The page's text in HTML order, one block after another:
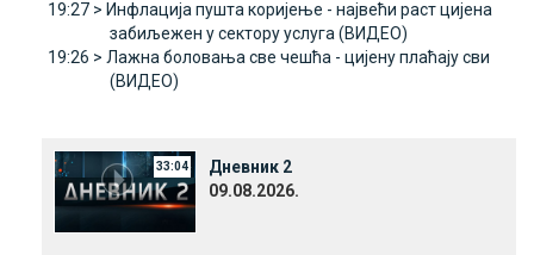
19:27 > Инфлација пушта коријење - највећи раст цијена
забиљежен у сектору услуга (ВИДЕО)
19:26 > Лажна боловања све чешћа - цијену плаћају сви
(ВИДЕО)
33:04
Дневник 2
09.08.2026.